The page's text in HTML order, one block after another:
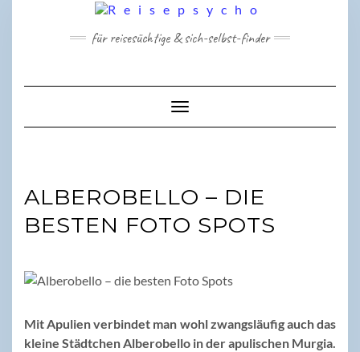
für reisesüchtige & sich-selbst-finder
Toggle Navigation
ALBEROBELLO – DIE
BESTEN FOTO SPOTS
Mit Apulien verbindet man wohl zwangsläufig auch das
kleine Städtchen Alberobello in der apulischen Murgia.